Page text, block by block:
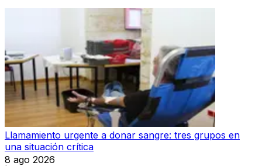
Llamamiento urgente a donar sangre: tres grupos en
una situación crítica
8 ago 2026